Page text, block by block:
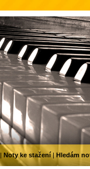
| Noty ke stažení| Hledám